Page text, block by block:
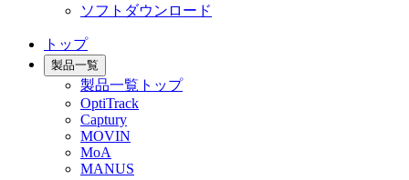
ソフトダウンロード
トップ
製品一覧
製品一覧トップ
OptiTrack
Captury
MOVIN
MoA
MANUS